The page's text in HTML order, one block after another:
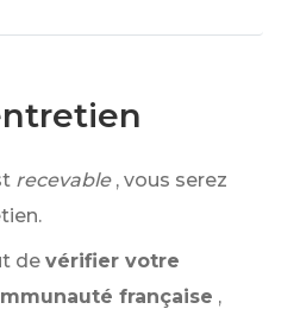
recevable , vous serez
de vérifier votre
française ,